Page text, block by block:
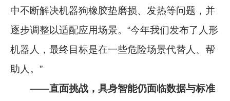
中不断解决机器狗橡胶垫磨损、发热等问题，并
逐步调整以适配应用场景。“今年我们发布了人形
机器人，最终目标是在一些危险场景代替人、帮
助人。”
——直面挑战，具身智能仍面临数据与标准